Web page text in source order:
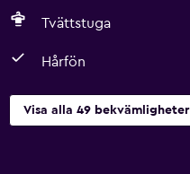
Tvättstuga
Hårfön
Visa alla 49 bekvämligheter